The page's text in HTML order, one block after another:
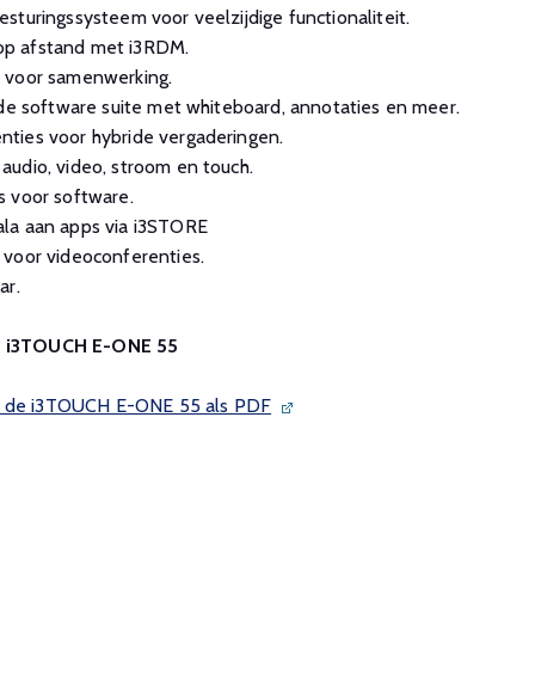
voor veelzijdige functionaliteit.
afstand met i3RDM.
samenwerking.
software suite met whiteboard, annotaties en meer.
voor hybride vergaderingen.
video, stroom en touch.
voor software.
aan apps via i3STORE
videoconferenties.
E-ONE 55
i3TOUCH E-ONE 55 als PDF